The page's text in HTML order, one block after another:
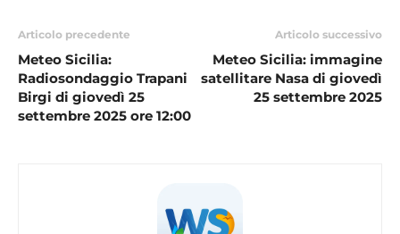
Articolo precedente
Meteo Sicilia:
Radiosondaggio Trapani
Birgi di giovedì 25
settembre 2025 ore 12:00
Articolo successivo
Meteo Sicilia: immagine
satellitare Nasa di giovedì
25 settembre 2025